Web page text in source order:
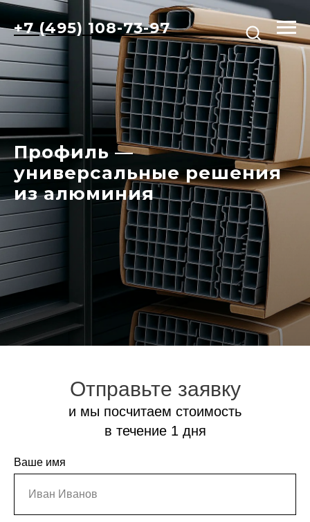
+7 (495) 108-73-97
Профиль —
универсальные решения
из алюминия
Отправьте заявку
и мы посчитаем стоимость
в течение 1 дня
Ваше имя